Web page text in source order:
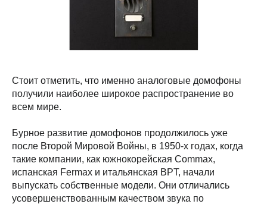
Стоит отметить, что именно аналоговые домофоны
получили наиболее широкое распространение во
всем мире.
Бурное развитие домофонов продолжилось уже
после Второй Мировой Войны, в 1950-х годах, когда
такие компании, как южнокорейская Commax,
испанская Fermax и итальянская BPT, начали
выпускать собственные модели. Они отличались
усовершенствованным качеством звука по